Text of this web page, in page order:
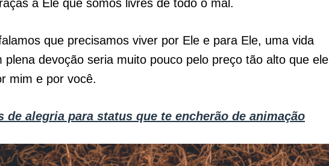
a Ele que somos livres de todo o mal.
que precisamos viver por Ele e para Ele, uma vida
plena devoção seria muito pouco pelo preço tão alto que ele
mim e por você.
de alegria para status que te encherão de animação